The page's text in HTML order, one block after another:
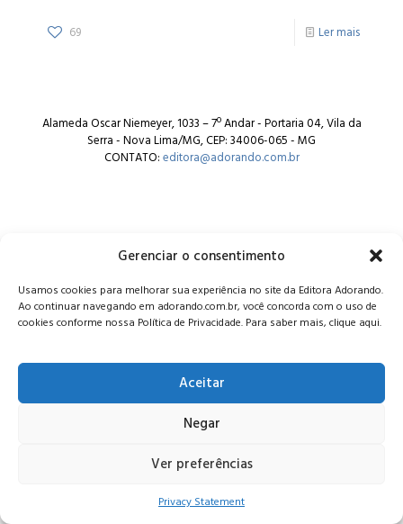
Gerenciar o consentimento
Usamos cookies para melhorar sua experiência no site da Editora Adorando.
Ao continuar navegando em adorando.com.br, você concorda com o uso de
cookies conforme nossa Política de Privacidade. Para saber mais, clique aqui.
Aceitar
Negar
Ver preferências
Privacy Statement
69 Ler mais
Alameda Oscar Niemeyer, 1033 – 7º Andar - Portaria 04, Vila da
Serra - Nova Lima/MG, CEP: 34006-065 - MG
CONTATO:editora@adorando.com.br
© Editora Adorando 2026. Todos os direitos reservados.
Consulte nossapolítica de privacidade.